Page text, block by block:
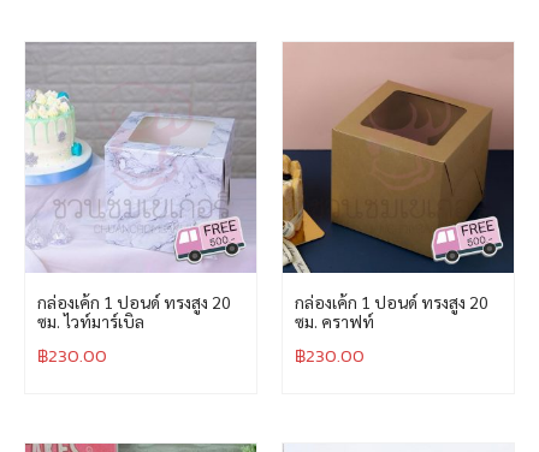
กล่องเค้ก 1 ปอนด์ ทรงสูง 20
ซม. ไวท์มาร์เบิล
฿230.00
กล่องเค้ก 1 ปอนด์ ทรงสูง 20
ซม. คราฟท์
฿230.00